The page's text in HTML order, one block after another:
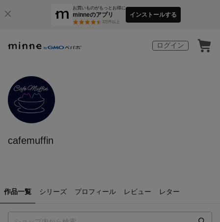
お買いものがもっとお得に
minneのアプリ
3万件以上
インストールする
ログイン
cafemuffin
作品一覧 シリーズ プロフィール レビュー レター